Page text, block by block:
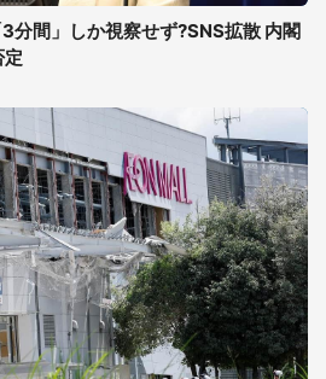
分間」しか視察せず?SNS拡散 内閣